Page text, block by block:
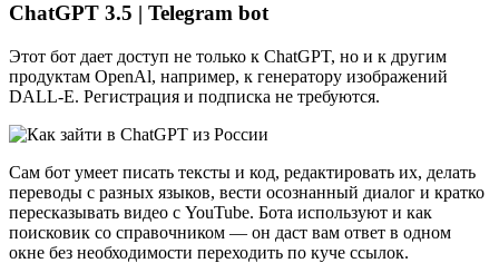
ChatGPT 3.5 | Telegram bot
Этот бот дает доступ не только к ChatGPT, но и к другим
продуктам OpenAl, например, к генератору изображений
DALL-E. Регистрация и подписка не требуются.
Сам бот умеет писать тексты и код, редактировать их, делать
переводы с разных языков, вести осознанный диалог и кратко
пересказывать видео с YouTube. Бота используют и как
поисковик со справочником — он даст вам ответ в одном
окне без необходимости переходить по куче ссылок.